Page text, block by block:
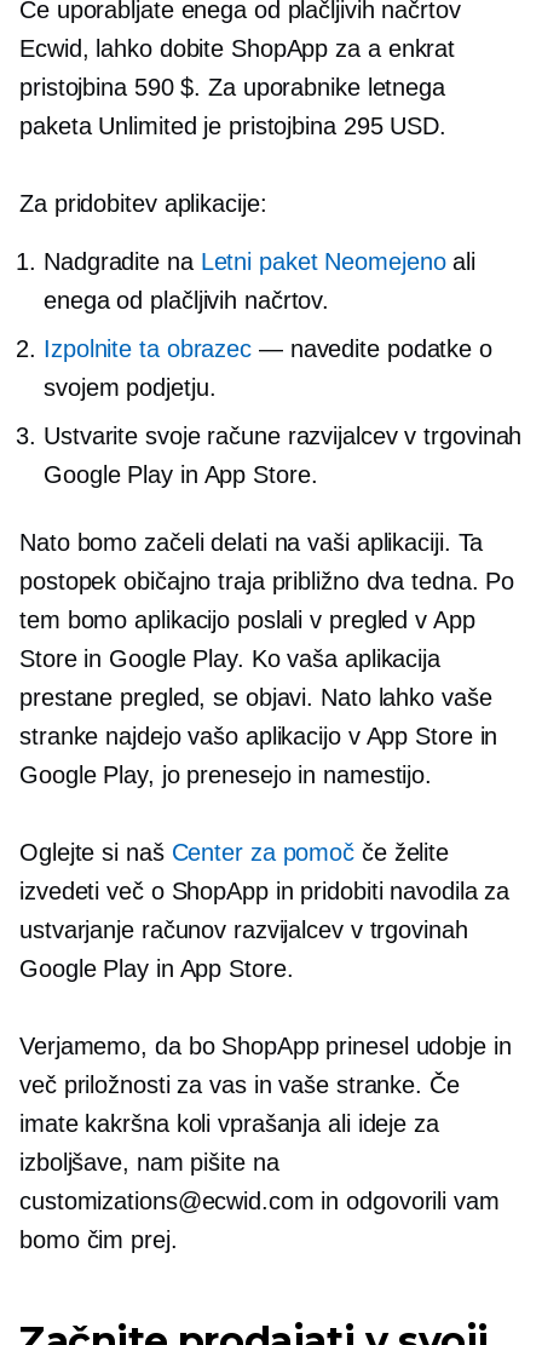
Če uporabljate enega od plačljivih načrtov
Ecwid, lahko dobite ShopApp za a enkrat
pristojbina 590 $. Za uporabnike letnega
paketa Unlimited je pristojbina 295 USD.
Za pridobitev aplikacije:
Nadgradite na Letni paket Neomejenoali
enega od plačljivih načrtov.
Izpolnite ta obrazec — navedite podatke o
svojem podjetju.
Ustvarite svoje račune razvijalcev v trgovinah
Google Play in App Store.
Nato bomo začeli delati na vaši aplikaciji. Ta
postopek običajno traja približno dva tedna. Po
tem bomo aplikacijo poslali v pregled v App
Store in Google Play. Ko vaša aplikacija
prestane pregled, se objavi. Nato lahko vaše
stranke najdejo vašo aplikacijo v App Store in
Google Play, jo prenesejo in namestijo.
Oglejte si naš Center za pomoč če želite
izvedeti več o ShopApp in pridobiti navodila za
ustvarjanje računov razvijalcev v trgovinah
Google Play in App Store.
Verjamemo, da bo ShopApp prinesel udobje in
več priložnosti za vas in vaše stranke. Če
imate kakršna koli vprašanja ali ideje za
izboljšave, nam pišite na
customizations@ecwid.com in odgovorili vam
bomo čim prej.